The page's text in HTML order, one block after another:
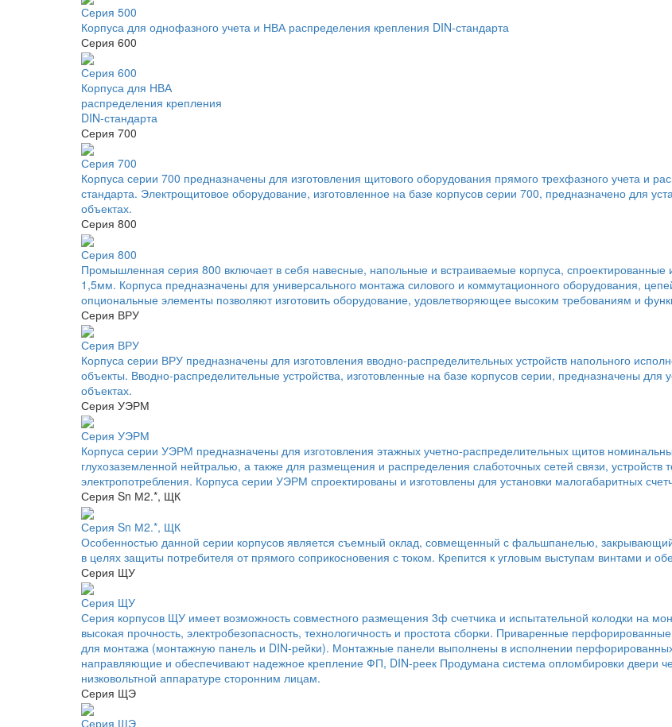
Серия 500
Корпуса для однофазного учета и НВА распределения крепления DIN-стандарта
Серия 600
Серия 600
Корпуса для НВА
распределения крепления
DIN-стандарта
Серия 700
Серия 700
Корпуса серии 700 предназначены для изготовления щитового оборудования прямого трехфазного учета и
стандарта. Электрощитовое оборудование, изготовленное на базе корпусов серии 700, предназначено для
объектах.
Серия 800
Серия 800
Промышленная серия 800 включает в себя навесные, напольные и встраиваемые корпуса,
1,5мм. Корпуса предназначены для универсального монтажа силового и коммутационного оборудования,
опциональные элементы позволяют изготовить оборудование, удовлетворяющее высоким требованиям и
Серия ВРУ
Серия ВРУ
Корпуса серии ВРУ предназначены для изготовления вводно-распределительных устройств напольного
объекты. Вводно-распределительные устройства, изготовленные на базе корпусов серии, предназначены
объектах.
Серия УЭРМ
Серия УЭРМ
Корпуса серии УЭРМ предназначены для изготовления этажных учетно-распределительных щитов
глухозаземленной нейтралью, а также для размещения и распределения слаботочных сетей связи,
электропотребления. Корпуса серии УЭРМ спроектированы и изготовлены для установки малогабаритных
Серия Sn М2.*, ЩК
Серия Sn М2.*, ЩК
Особенностью данной серии корпусов является съемный оклад, совмещенный с фальшпанелью,
в целях защиты потребителя от прямого соприкосновения с током. Крепится к угловым выступам винтами и
Серия ЩУ
Серия ЩУ
Серия корпусов ЩУ имеет возможность совместного размещения 3ф счетчика и испытательной колодки на
высокая прочность, электробезопасность, технологичность и простота сборки. Приваренные
для монтажа (монтажную панель и DIN-рейки). Монтажные панели выполнены в исполнении
направляющие и обеспечивают надежное крепление ФП, DIN-реек Продумана система опломбировки двери
низковольтной аппаратуре сторонним лицам.
Серия ЩЭ
Серия ЩЭ